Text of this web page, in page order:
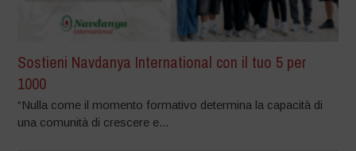
Sostieni Navdanya International con il tuo 5 per
1000
“Nulla come il momento formativo determina la capacità di
una comunità di crescere e...